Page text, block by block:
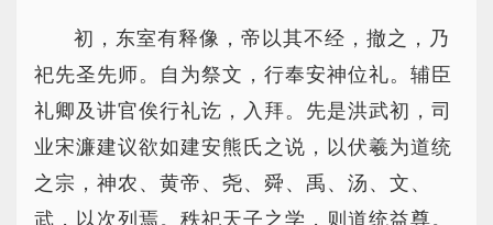
初，东室有释像，帝以其不经，撤之，乃
祀先圣先师。自为祭文，行奉安神位礼。辅臣
礼卿及讲官俟行礼讫，入拜。先是洪武初，司
业宋濂建议欲如建安熊氏之说，以伏羲为道统
之宗，神农、黄帝、尧、舜、禹、汤、文、
武，以次列焉。秩祀天子之学，则道统益尊。